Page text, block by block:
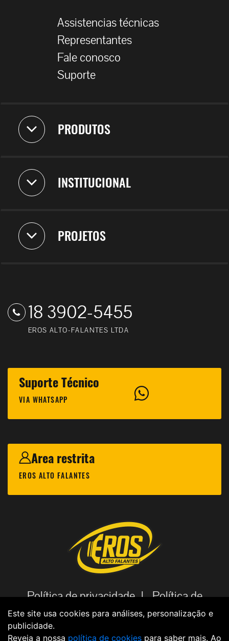
Assistencias técnicas
Representantes
Fale conosco
Suporte
PRODUTOS
INSTITUCIONAL
PROJETOS
18 3902-5455
EROS ALTO-FALANTES LTDA
Suporte Técnico
VIA WHATSAPP
Area restrita
EROS ALTO FALANTES
Política de privacidade |Política de
cookies |Código de Ética |Aviso
Legal |
Política de dados |
Este site usa cookies para análises, personalização e
publicidade.
Reveja a nossa política de cookies para saber mais. Ao